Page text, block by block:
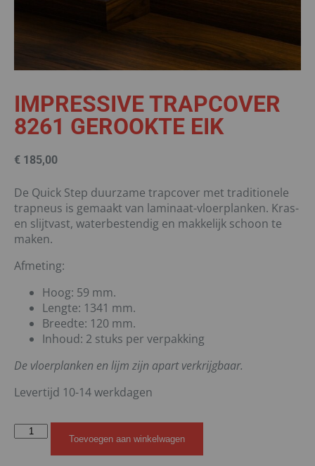
IMPRESSIVE TRAPCOVER
8261 GEROOKTE EIK
€ 185,00
De Quick Step duurzame trapcover met traditionele
trapneus is gemaakt van laminaat-vloerplanken. Kras-
en slijtvast, waterbestendig en makkelijk schoon te
maken.
Afmeting:
Hoog: 59 mm.
Lengte: 1341 mm.
Breedte: 120 mm.
Inhoud: 2 stuks per verpakking
De vloerplanken en lijm zijn apart verkrijgbaar.
Levertijd 10-14 werkdagen
Toevoegen aan winkelwagen